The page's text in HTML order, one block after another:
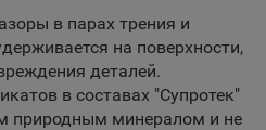
в парах трения и
на поверхности,
деталей.
в составах "Супротек"
природным минералом и не